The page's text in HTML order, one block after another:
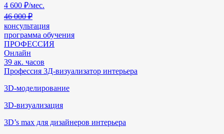
4 600 ₽/мес.
46 000 ₽
консультация
программа обучения
ПРОФЕССИЯ
Онлайн
39 ак. часов
Профессия 3Д-визуализатор интерьера
3D-моделирование
3D-визуализация
3D’s max для дизайнеров интерьера